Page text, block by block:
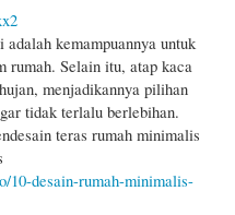
kemampuannya untuk
rumah. Selain itu, atap kaca
menjadikannya pilihan
tidak terlalu berlebihan.
teras rumah minimalis
10-desain-rumah-minimalis-